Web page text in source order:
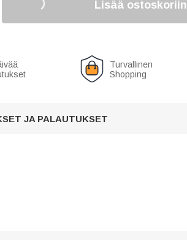
Lisää ostoskoriin
Turvallinen
Shopping
JA PALAUTUKSET